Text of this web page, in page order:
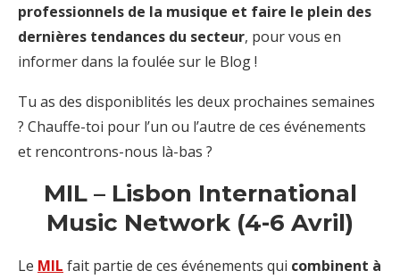
professionnels de la musique et faire le plein des
dernières tendances du secteur, pour vous en
informer dans la foulée sur le Blog !
Tu as des disponiblités les deux prochaines semaines
? Chauffe-toi pour l’un ou l’autre de ces événements
et rencontrons-nous là-bas ?
MIL – Lisbon International
Music Network (4-6 Avril)
Le MIL fait partie de ces événements qui combinent à